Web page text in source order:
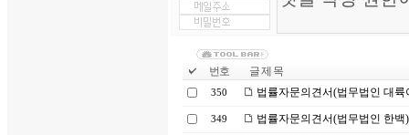
번호 글 제 목
350 법률자문의견서(법무법인 대륙
349 법률자문의견서(법무법인 한백)